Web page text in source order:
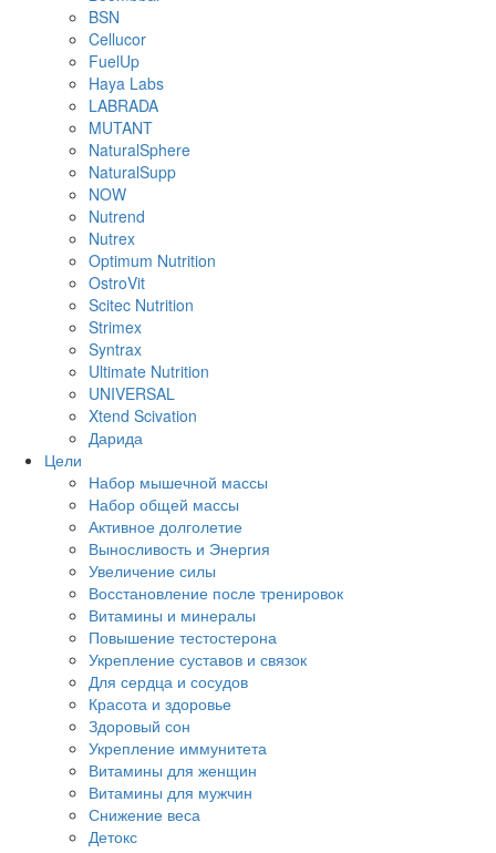
BSN
Cellucor
FuelUp
Haya Labs
LABRADA
MUTANT
NaturalSphere
NaturalSupp
NOW
Nutrend
Nutrex
Optimum Nutrition
OstroVit
Scitec Nutrition
Strimex
Syntrax
Ultimate Nutrition
UNIVERSAL
Xtend Scivation
Дарида
Цели
Набор мышечной массы
Набор общей массы
Активное долголетие
Выносливость и Энергия
Увеличение силы
Восстановление после тренировок
Витамины и минералы
Повышение тестостерона
Укрепление суставов и связок
Для сердца и сосудов
Красота и здоровье
Здоровый сон
Укрепление иммунитета
Витамины для женщин
Витамины для мужчин
Снижение веса
Детокс